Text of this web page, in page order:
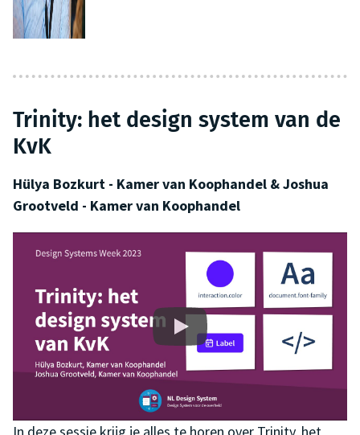
Trinity: het design system van de
KvK
Hülya Bozkurt - Kamer van Koophandel & Joshua
Grootveld - Kamer van Koophandel
In deze sessie krijg je alles te horen over Trinity, het